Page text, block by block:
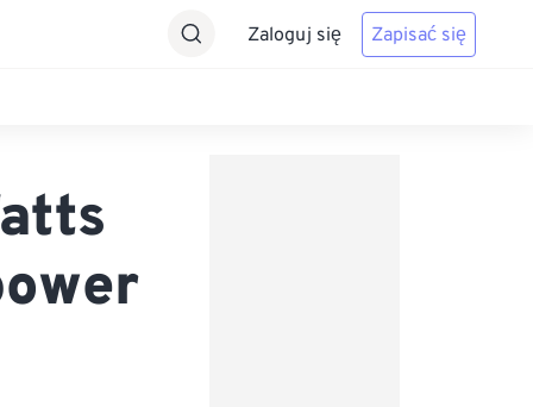
Zaloguj się Zapisać się